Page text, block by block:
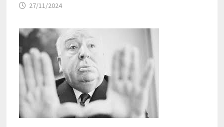
27/11/2024